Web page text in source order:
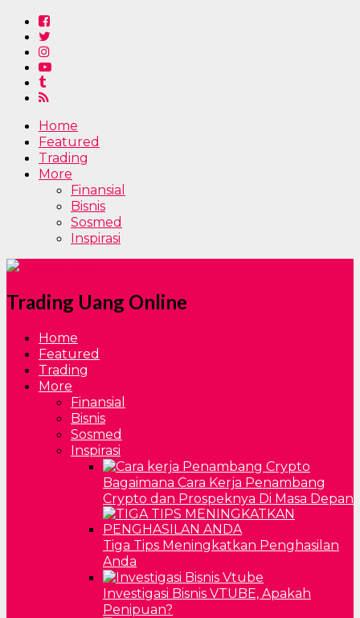
Home
Featured
Trading
More
Finansial
Bisnis
Sosmed
Inspirasi
Trading Uang Online
Home
Featured
Trading
More
Finansial
Bisnis
Sosmed
Inspirasi
Bagaimana Cara Kerja Penambang
Crypto dan Prospeknya Di Masa Depan
Tiga Tips Meningkatkan Penghasilan
Anda
Investigasi Bisnis VTUBE, Apakah
Penipuan?